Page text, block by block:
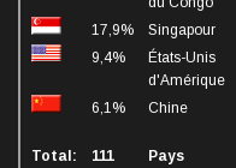
17,9%
Singapour
9,4%
États-Unis
d'Amérique
6,1%
Chine
Total: 111 Pays